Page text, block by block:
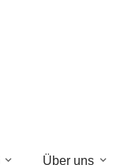
Über uns